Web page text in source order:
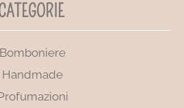
Bomboniere
Handmade